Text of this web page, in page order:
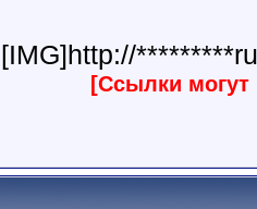
[IMG]http://
[Ссылки могут